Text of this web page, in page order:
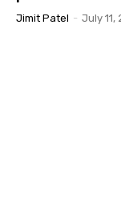
Jimit Patel - July 11,